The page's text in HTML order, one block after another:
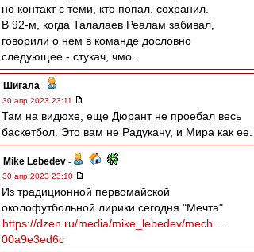
но контакт с теми, кто попал, сохранил.
В 92-м, когда Талалаев Реалам забивал,
говорили о нем в команде дословно
следующее - стукач, чмо.
Шигала -
30 апр 2023 23:11
Там на видюхе, еще Дюрант не проебал весь
баскетбол. Это вам не Радукану, и Мира как ее.
Mike Lebedev -
30 апр 2023 23:10
Из традиционной первомайской
околофутбольной лирики сегодня "Мечта"
https://dzen.ru/media/mike_lebedev/mech ...
00a9e3ed6c